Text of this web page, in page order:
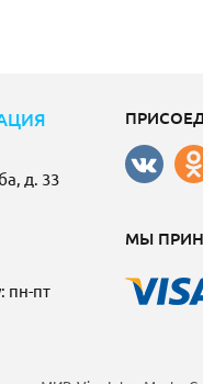
д. 33
пн-пт
МЫ